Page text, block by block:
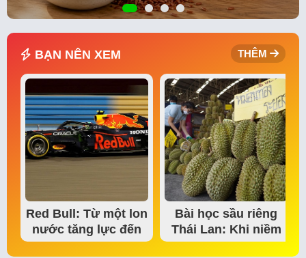
BẠN NÊN XEM THÊM
Red Bull: Từ một lon
nước tăng lực đến
đế chế thể…
Bài học sầu riêng
Thái Lan: Khi niềm
tin thị trường bắt…